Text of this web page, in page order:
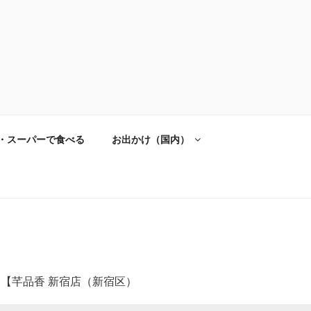
スーパーで食べる お出かけ（国内）
芊品香 新宿店（新宿区）